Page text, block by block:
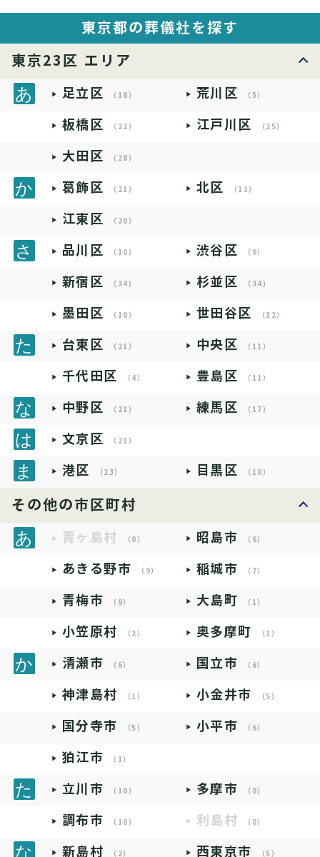
東京都の葬儀社を探す
東京23区 エリア
足立区 （18） 荒川区 （5）
板橋区 （22） 江戸川区 （25）
大田区 （28）
葛飾区 （21） 北区 （11）
江東区 （20）
品川区 （10） 渋谷区 （9）
新宿区 （34） 杉並区 （34）
墨田区 （10） 世田谷区 （32）
台東区 （21） 中央区 （11）
千代田区 （4） 豊島区 （11）
中野区 （21） 練馬区 （17）
文京区 （21）
港区 （23） 目黒区 （10）
その他の市区町村
青ヶ島村 （0） 昭島市 （6）
あきる野市 （9） 稲城市 （7）
青梅市 （9） 大島町 （1）
小笠原村 （2） 奥多摩町 （1）
清瀬市 （6） 国立市 （6）
神津島村 （1） 小金井市 （5）
国分寺市 （5） 小平市 （6）
狛江市 （1）
立川市 （10） 多摩市 （8）
調布市 （10） 利島村 （0）
新島村 （2） 西東京市 （5）